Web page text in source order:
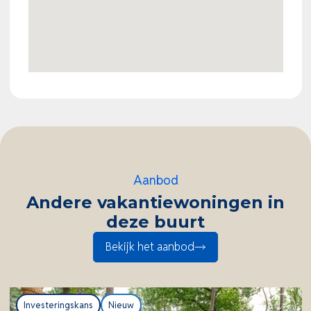
fijne houtkachel. Bovendien beschikt de woning
Aanbod
Andere vakantiewoningen in
deze buurt
Bekijk het aanbod
Investeringskans Nieuw